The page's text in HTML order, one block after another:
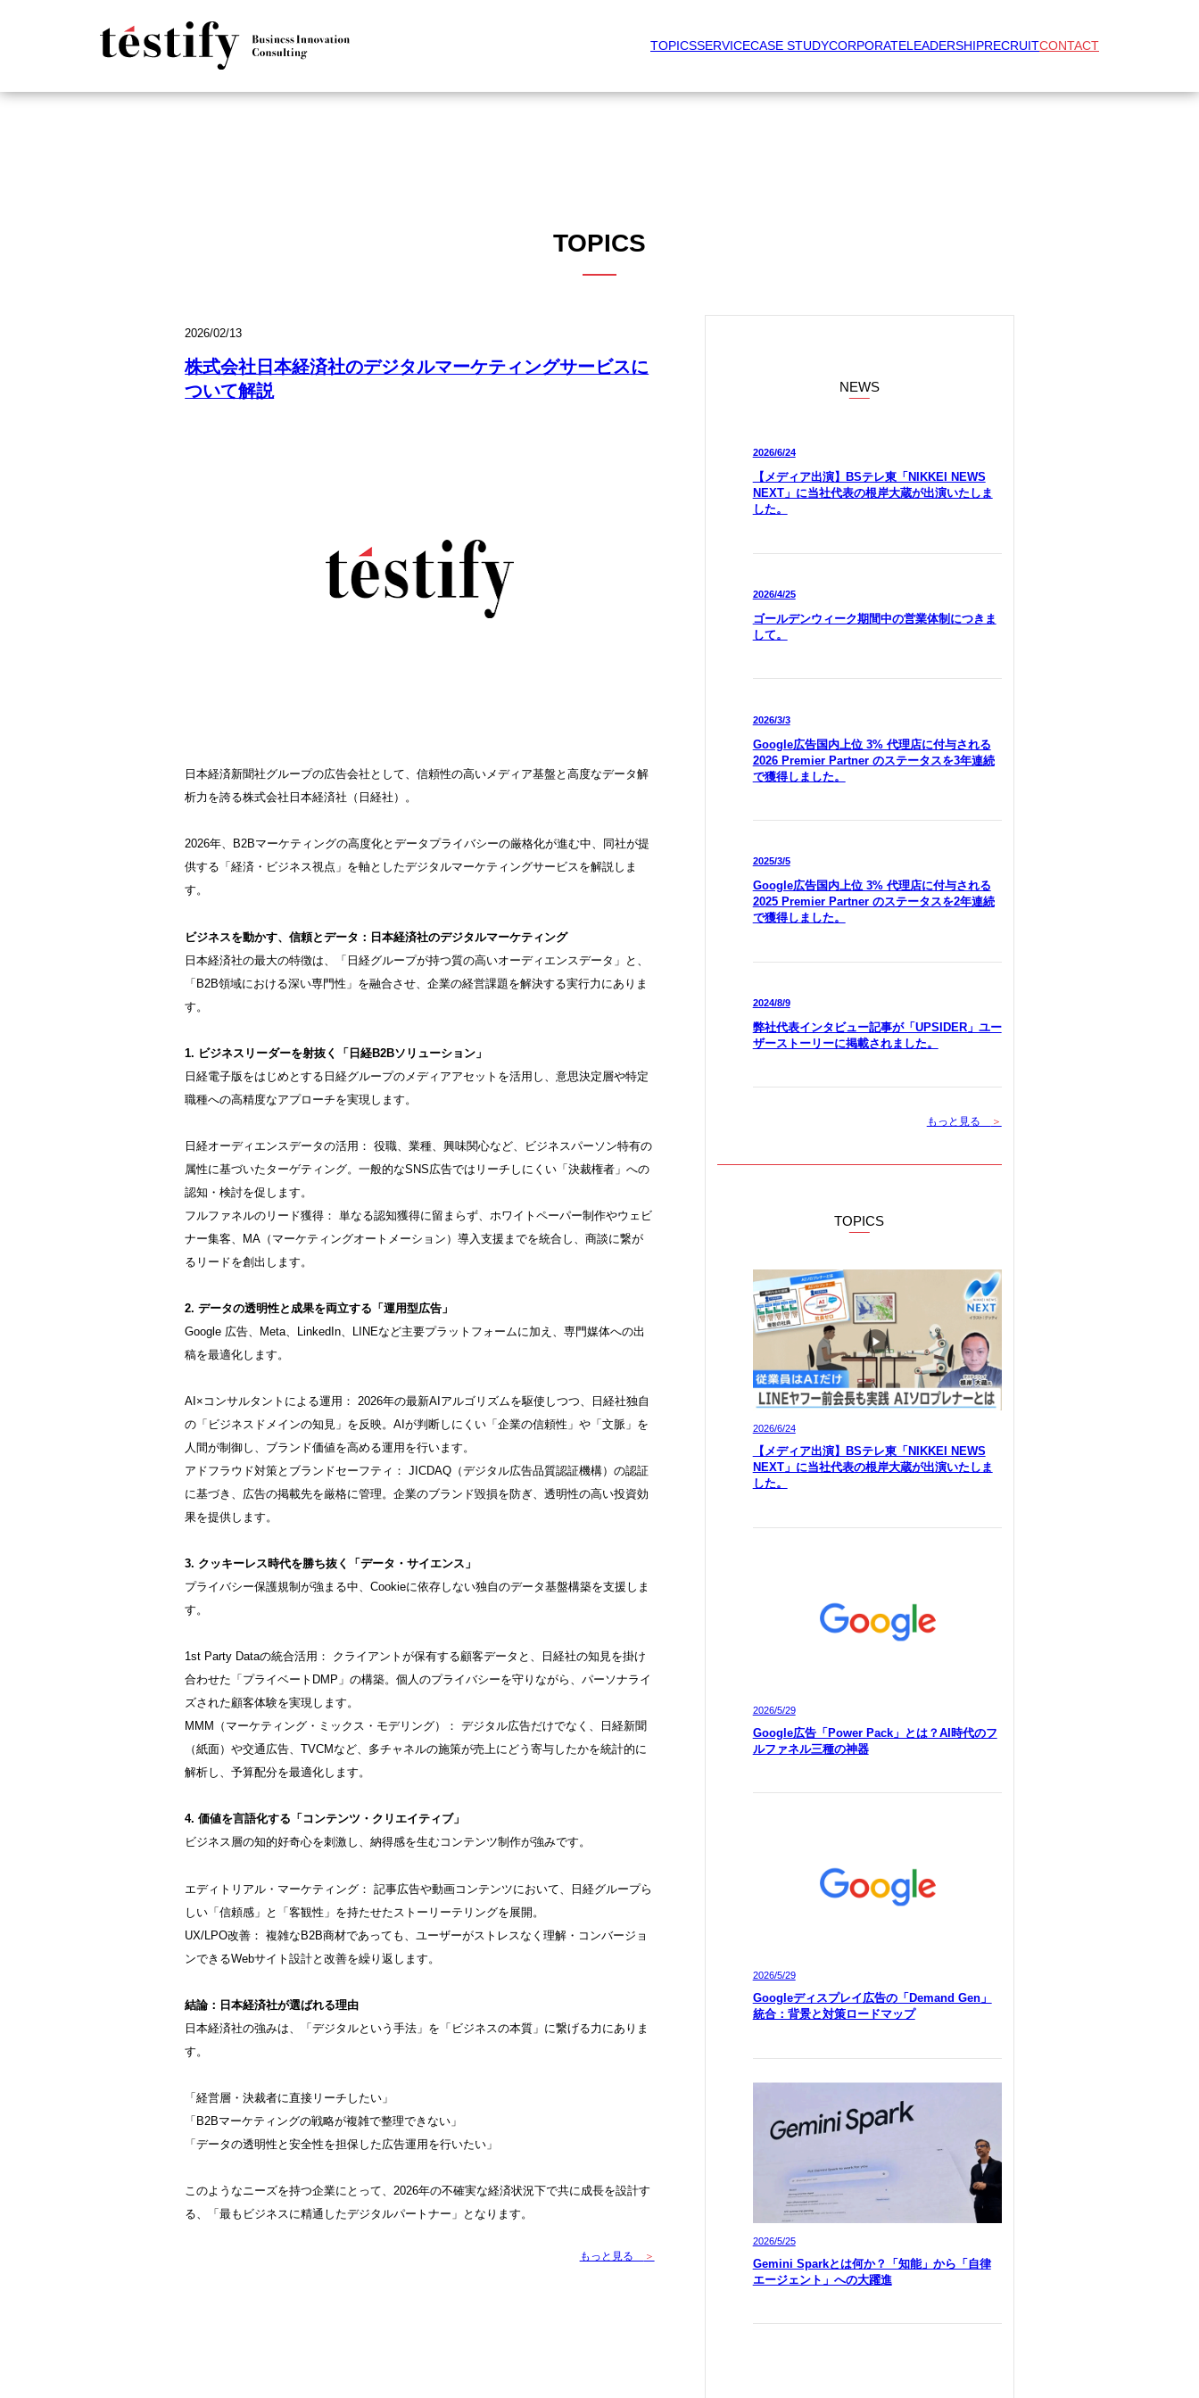
TOPICSSERVICECASE STUDYCORPORATELEADERSHIPRECRUITCONTACT
TOPICS
2026/02/13
株式会社日本経済社のデジタルマーケティングサービスに
ついて解説
日本経済新聞社グループの広告会社として、信頼性の高いメディア基盤と高度なデータ解
析力を誇る株式会社日本経済社（日経社）。
2026年、B2Bマーケティングの高度化とデータプライバシーの厳格化が進む中、同社が提
供する「経済・ビジネス視点」を軸としたデジタルマーケティングサービスを解説しま
す。
ビジネスを動かす、信頼とデータ：日本経済社のデジタルマーケティング
日本経済社の最大の特徴は、「日経グループが持つ質の高いオーディエンスデータ」と、
「B2B領域における深い専門性」を融合させ、企業の経営課題を解決する実行力にありま
す。
1. ビジネスリーダーを射抜く「日経B2Bソリューション」
日経電子版をはじめとする日経グループのメディアアセットを活用し、意思決定層や特定
職種への高精度なアプローチを実現します。
日経オーディエンスデータの活用： 役職、業種、興味関心など、ビジネスパーソン特有の
属性に基づいたターゲティング。一般的なSNS広告ではリーチしにくい「決裁権者」への
認知・検討を促します。
フルファネルのリード獲得： 単なる認知獲得に留まらず、ホワイトペーパー制作やウェビ
ナー集客、MA（マーケティングオートメーション）導入支援までを統合し、商談に繋が
るリードを創出します。
2. データの透明性と成果を両立する「運用型広告」
Google 広告、Meta、LinkedIn、LINEなど主要プラットフォームに加え、専門媒体への出
稿を最適化します。
AI×コンサルタントによる運用： 2026年の最新AIアルゴリズムを駆使しつつ、日経社独自
の「ビジネスドメインの知見」を反映。AIが判断しにくい「企業の信頼性」や「文脈」を
人間が制御し、ブランド価値を高める運用を行います。
アドフラウド対策とブランドセーフティ： JICDAQ（デジタル広告品質認証機構）の認証
に基づき、広告の掲載先を厳格に管理。企業のブランド毀損を防ぎ、透明性の高い投資効
果を提供します。
3. クッキーレス時代を勝ち抜く「データ・サイエンス」
プライバシー保護規制が強まる中、Cookieに依存しない独自のデータ基盤構築を支援しま
す。
1st Party Dataの統合活用： クライアントが保有する顧客データと、日経社の知見を掛け
合わせた「プライベートDMP」の構築。個人のプライバシーを守りながら、パーソナライ
ズされた顧客体験を実現します。
MMM（マーケティング・ミックス・モデリング）： デジタル広告だけでなく、日経新聞
（紙面）や交通広告、TVCMなど、多チャネルの施策が売上にどう寄与したかを統計的に
解析し、予算配分を最適化します。
4. 価値を言語化する「コンテンツ・クリエイティブ」
ビジネス層の知的好奇心を刺激し、納得感を生むコンテンツ制作が強みです。
エディトリアル・マーケティング： 記事広告や動画コンテンツにおいて、日経グループら
しい「信頼感」と「客観性」を持たせたストーリーテリングを展開。
UX/LPO改善： 複雑なB2B商材であっても、ユーザーがストレスなく理解・コンバージョ
ンできるWebサイト設計と改善を繰り返します。
結論：日本経済社が選ばれる理由
日本経済社の強みは、「デジタルという手法」を「ビジネスの本質」に繋げる力にありま
す。
「経営層・決裁者に直接リーチしたい」
「B2Bマーケティングの戦略が複雑で整理できない」
「データの透明性と安全性を担保した広告運用を行いたい」
このようなニーズを持つ企業にとって、2026年の不確実な経済状況下で共に成長を設計す
る、「最もビジネスに精通したデジタルパートナー」となります。
もっと見る ＞
NEWS
2026/6/24
【メディア出演】BSテレ東「NIKKEI NEWS
NEXT」に当社代表の根岸大蔵が出演いたしま
した。
2026/4/25
ゴールデンウィーク期間中の営業体制につきま
して。
2026/3/3
Google広告国内上位 3% 代理店に付与される
2026 Premier Partner のステータスを3年連続
で獲得しました。
2025/3/5
Google広告国内上位 3% 代理店に付与される
2025 Premier Partner のステータスを2年連続
で獲得しました。
2024/8/9
弊社代表インタビュー記事が「UPSIDER」ユー
ザーストーリーに掲載されました。
もっと見る ＞
TOPICS
2026/6/24
【メディア出演】BSテレ東「NIKKEI NEWS
NEXT」に当社代表の根岸大蔵が出演いたしま
した。
2026/5/29
Google広告「Power Pack」とは？AI時代のフ
ルファネル三種の神器
2026/5/29
Googleディスプレイ広告の「Demand Gen」
統合：背景と対策ロードマップ
2026/5/25
Gemini Sparkとは何か？「知能」から「自律
エージェント」への大躍進